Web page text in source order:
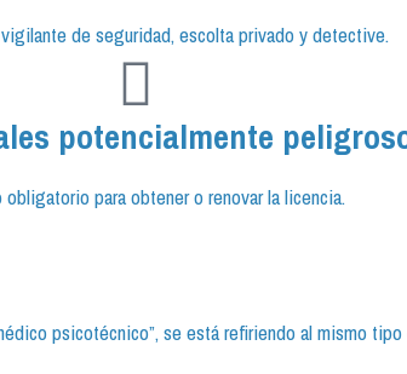
de seguridad, escolta privado y detective.
potencialmente
para obtener o renovar la licencia.
psicotécnico”, se está refiriendo al mismo